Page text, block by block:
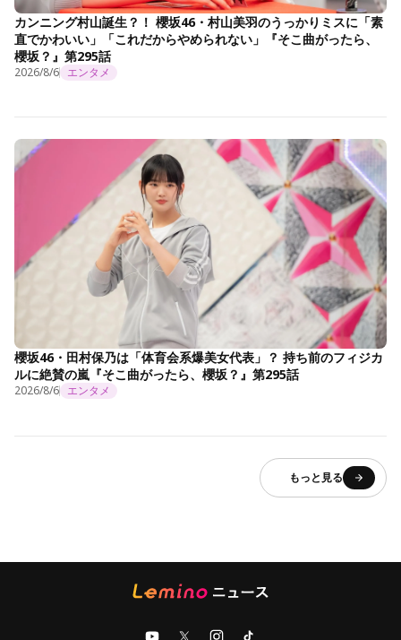
カンニング村山誕生？！ 櫻坂46・村山美羽のうっかりミスに「素
直でかわいい」「これだからやめられない」『そこ曲がったら、
櫻坂？』第295話
2026/8/6 エンタメ
櫻坂46・田村保乃は「体育会系爆美女代表」？ 持ち前のフィジカ
ルに絶賛の嵐『そこ曲がったら、櫻坂？』第295話
2026/8/6 エンタメ
もっと見る